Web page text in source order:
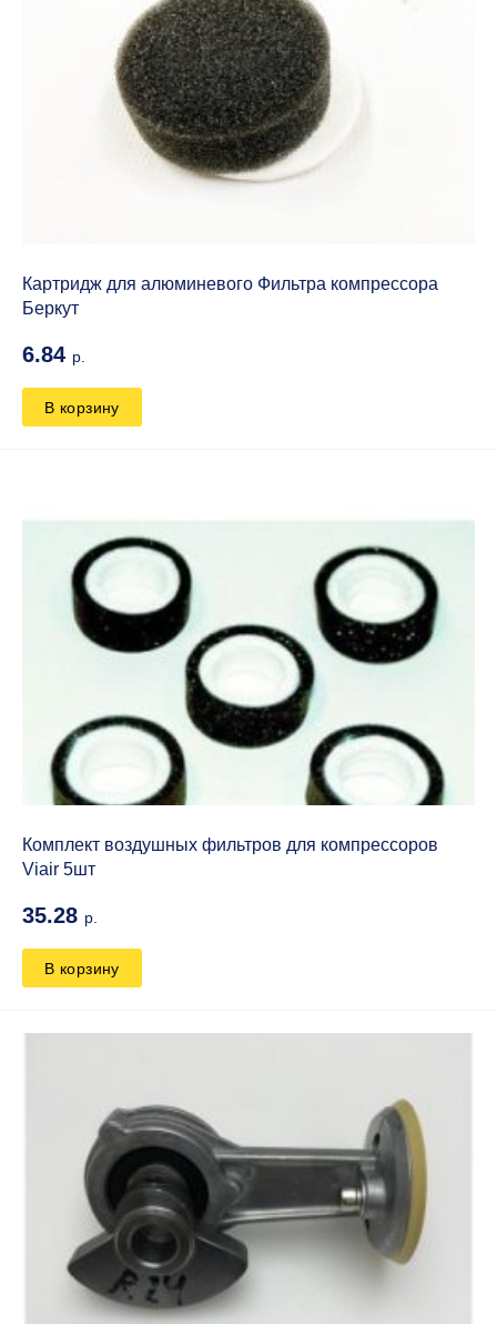
Картридж для алюминевого Фильтра компрессора
Беркут
6.84 р.
В корзину
Комплект воздушных фильтров для компрессоров
Viair 5шт
35.28 р.
В корзину